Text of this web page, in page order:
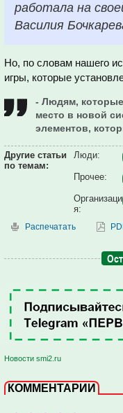
работала на
Василия
Но, по словам нашего
игры, которые
- Людям,
место в новой
элементов,
Другие статьи
по темам:
Люди:
Прочее:
Организаци
я:
Распечатать
Новости smi2.ru
КОММЕНТАРИИ